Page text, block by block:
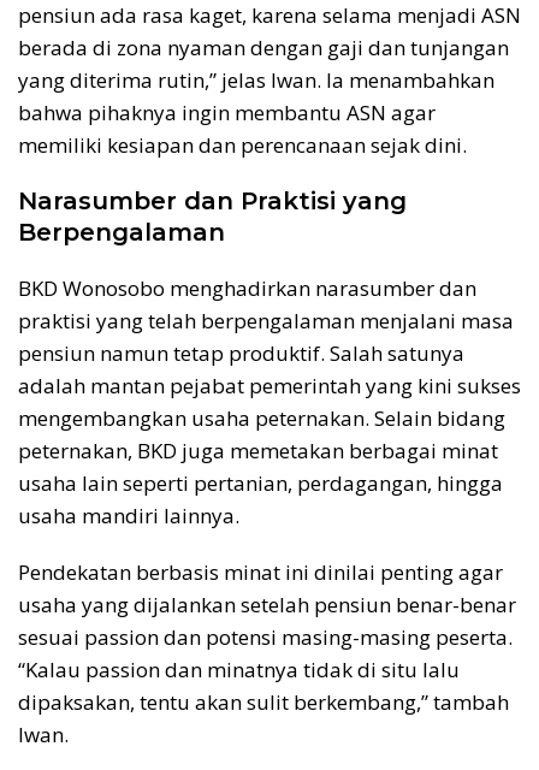
pensiun ada rasa kaget, karena selama menjadi ASN
berada di zona nyaman dengan gaji dan tunjangan
yang diterima rutin,” jelas Iwan. Ia menambahkan
bahwa pihaknya ingin membantu ASN agar
memiliki kesiapan dan perencanaan sejak dini.
Narasumber dan Praktisi yang
Berpengalaman
BKD Wonosobo menghadirkan narasumber dan
praktisi yang telah berpengalaman menjalani masa
pensiun namun tetap produktif. Salah satunya
adalah mantan pejabat pemerintah yang kini sukses
mengembangkan usaha peternakan. Selain bidang
peternakan, BKD juga memetakan berbagai minat
usaha lain seperti pertanian, perdagangan, hingga
usaha mandiri lainnya.
Pendekatan berbasis minat ini dinilai penting agar
usaha yang dijalankan setelah pensiun benar-benar
sesuai passion dan potensi masing-masing peserta.
“Kalau passion dan minatnya tidak di situ lalu
dipaksakan, tentu akan sulit berkembang,” tambah
Iwan.